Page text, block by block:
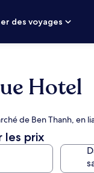
des voyages
Hotel
de Ben Thanh, en
les prix